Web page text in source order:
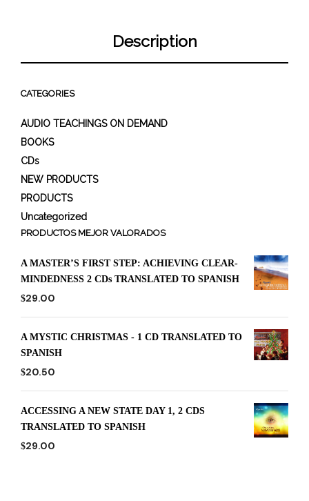
Description
CATEGORIES
AUDIO TEACHINGS ON DEMAND
BOOKS
CDs
NEW PRODUCTS
PRODUCTS
Uncategorized
PRODUCTOS MEJOR VALORADOS
A MASTER’S FIRST STEP: ACHIEVING CLEAR-
MINDEDNESS 2 CDs TRANSLATED TO SPANISH
$29.00
A MYSTIC CHRISTMAS - 1 CD TRANSLATED TO
SPANISH
$20.50
ACCESSING A NEW STATE DAY 1, 2 CDS
TRANSLATED TO SPANISH
$29.00